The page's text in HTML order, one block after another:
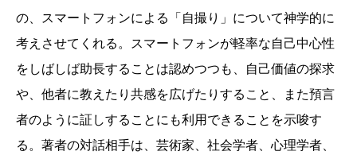
の、スマートフォンによる「自撮り」について神学的に
考えさせてくれる。スマートフォンが軽率な自己中心性
をしばしば助長することは認めつつも、自己価値の探求
や、他者に教えたり共感を広げたりすること、また預言
者のように証しすることにも利用できることを示唆す
る。著者の対話相手は、芸術家、社会学者、心理学者、